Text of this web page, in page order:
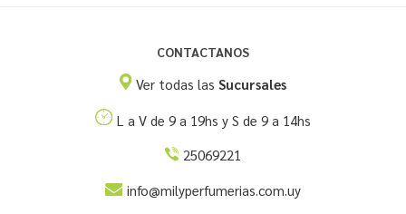
CONTACTANOS
Ver todas las Sucursales
L a V de 9 a 19hs y S de 9 a 14hs
25069221
info@milyperfumerias.com.uy